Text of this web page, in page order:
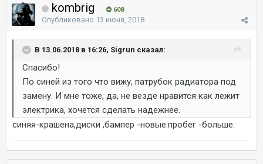
kombrig 608
Опубликовано 13 июня, 2018
В 13.06.2018 в 16:26, Sigrun сказал:
Спасибо!
По синей из того что вижу, патрубок радиатора под
замену. И мне тоже, да, не везде нравится как лежит
электрика, хочется сделать надежнее.
синяя-крашена,диски ,бампер -новые.пробег -больше.